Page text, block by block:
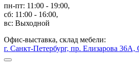
пн-пт: 11:00 - 19:00,
сб: 11:00 - 16:00,
вс: Выходной
Офис-выставка, склад мебели:
г. Санкт-Петербург, пр. Елизарова